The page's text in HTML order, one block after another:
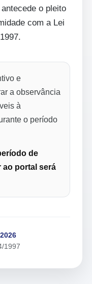
o pleito
com a Lei
e
a observância
à
o período
de
ao portal será
1997